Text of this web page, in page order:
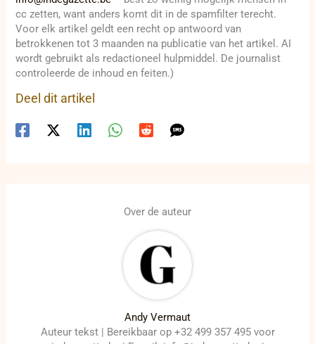
cc zetten, want anders komt dit in de spamfilter terecht.
Voor elk artikel geldt een recht op antwoord van
betrokkenen tot 3 maanden na publicatie van het artikel. AI
wordt gebruikt als redactioneel hulpmiddel. De journalist
controleerde de inhoud en feiten.)
Deel dit artikel
Over de auteur
Andy Vermaut
Auteur tekst | Bereikbaar op +32 499 357 495 voor